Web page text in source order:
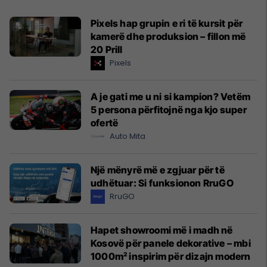
Pixels hap grupin e ri të kursit për
kamerë dhe produksion – fillon më
20 Prill
Pixels
A je gati me u ni si kampion? Vetëm
5 persona përfitojnë nga kjo super
ofertë
Auto Mita
Një mënyrë më e zgjuar për të
udhëtuar: Si funksionon RruGO
RruGO
Hapet showroomi më i madh në
Kosovë për panele dekorative – mbi
1000m² inspirim për dizajn modern